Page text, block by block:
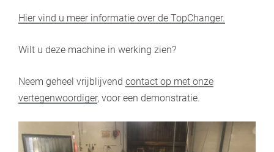
Hier vind u meer informatie over de TopChanger.
Wilt u deze machine in werking zien?
Neem geheel vrijblijvend contact op met onze
vertegenwoordiger, voor een demonstratie.